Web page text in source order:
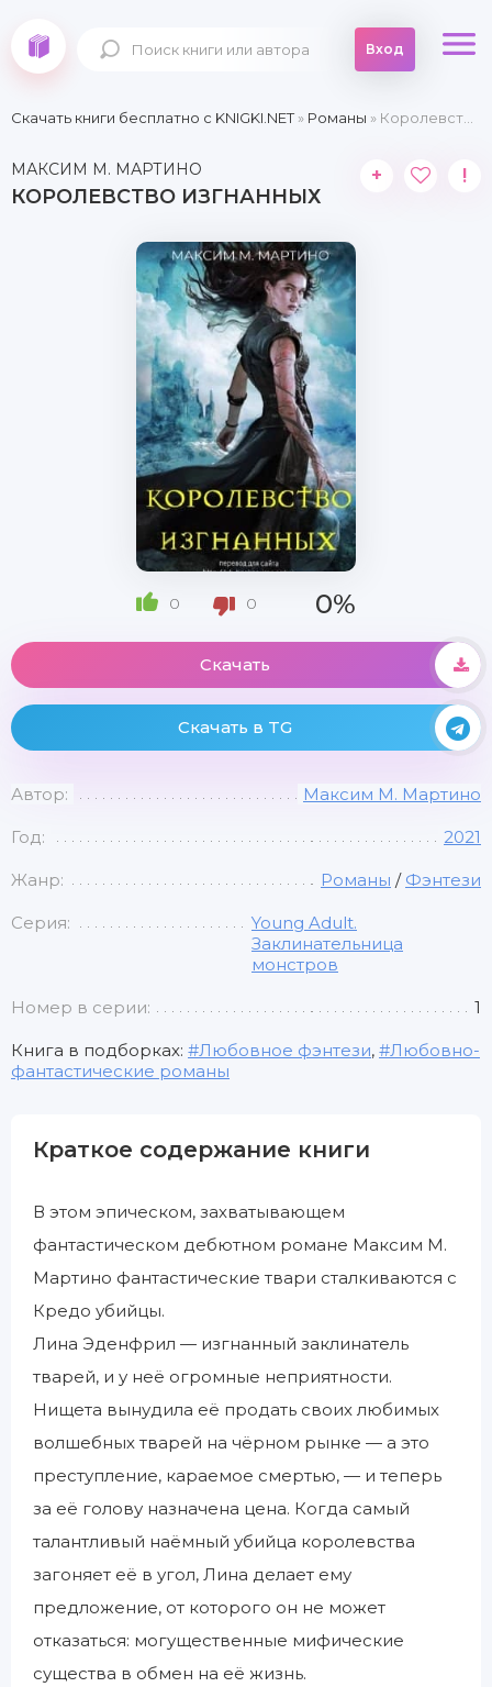
Вход
Скачать книги бесплатно c KNIGKI.NET» Романы » Королевство Изгнанных
МАКСИМ М. МАРТИНО
КОРОЛЕВСТВО ИЗГНАННЫХ
+ !
0 0 0%
Скачать
Скачать в TG
Автор: Максим М. Мартино
Год: 2021
Жанр: Романы / Фэнтези
Серия:
Young Adult.
Заклинательница
монстров
Номер в серии: 1
Книга в подборках: Любовное фэнтези,
Любовно-
фантастические романы
Краткое содержание книги
В этом эпическом, захватывающем
фантастическом дебютном романе Максим М.
Мартино фантастические твари сталкиваются с
Кредо убийцы.
Лина Эденфрил — изгнанный заклинатель
тварей, и у неё огромные неприятности.
Нищета вынудила её продать своих любимых
волшебных тварей на чёрном рынке — а это
преступление, караемое смертью, — и теперь
за её голову назначена цена. Когда самый
талантливый наёмный убийца королевства
загоняет её в угол, Лина делает ему
предложение, от которого он не может
отказаться: могущественные мифические
существа в обмен на её жизнь.